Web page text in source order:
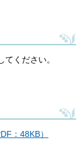
ください。
：48KB）